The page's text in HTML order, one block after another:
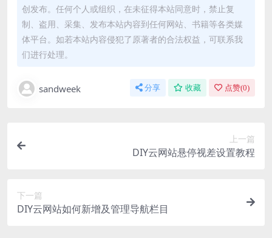
创发布。任何个人或组织，在未征得本站同意时，禁止复
制、盗用、采集、发布本站内容到任何网站、书籍等各类媒
体平台。如若本站内容侵犯了原著者的合法权益，可联系我
们进行处理。
sandweek 分享 收藏 点赞(0)
上一篇
DIY云网站悬停视差设置教程
下一篇
DIY云网站如何新增及管理导航栏目